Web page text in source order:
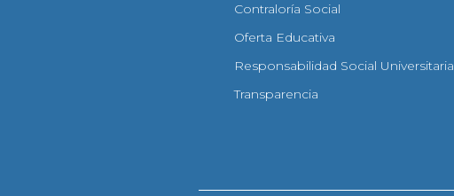
Contraloría Social
Oferta Educativa
Responsabilidad Social Universitaria
Transparencia